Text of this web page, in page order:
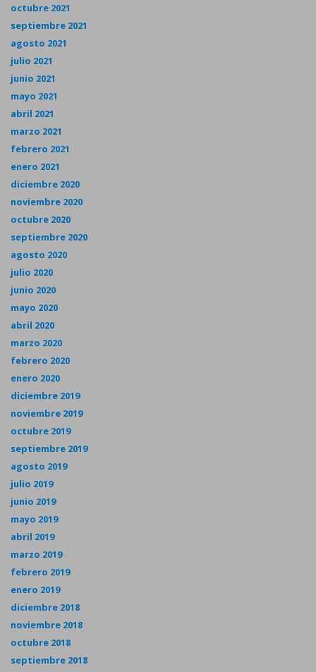
octubre 2021
septiembre 2021
agosto 2021
julio 2021
junio 2021
mayo 2021
abril 2021
marzo 2021
febrero 2021
enero 2021
diciembre 2020
noviembre 2020
octubre 2020
septiembre 2020
agosto 2020
julio 2020
junio 2020
mayo 2020
abril 2020
marzo 2020
febrero 2020
enero 2020
diciembre 2019
noviembre 2019
octubre 2019
septiembre 2019
agosto 2019
julio 2019
junio 2019
mayo 2019
abril 2019
marzo 2019
febrero 2019
enero 2019
diciembre 2018
noviembre 2018
octubre 2018
septiembre 2018